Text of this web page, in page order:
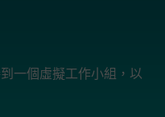
一個虛擬工作小組，以